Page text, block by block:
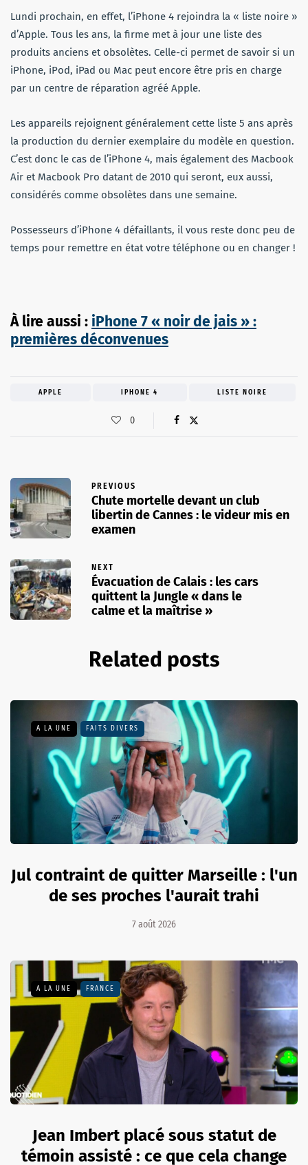
Lundi prochain, en effet, l’iPhone 4 rejoindra la « liste noire »
d’Apple. Tous les ans, la firme met à jour une liste des
produits anciens et obsolètes. Celle-ci permet de savoir si un
iPhone, iPod, iPad ou Mac peut encore être pris en charge
par un centre de réparation agréé Apple.
Les appareils rejoignent généralement cette liste 5 ans après
la production du dernier exemplaire du modèle en question.
C’est donc le cas de l’iPhone 4, mais également des Macbook
Air et Macbook Pro datant de 2010 qui seront, eux aussi,
considérés comme obsolètes dans une semaine.
Possesseurs d’iPhone 4 défaillants, il vous reste donc peu de
temps pour remettre en état votre téléphone ou en changer !
À lire aussi : iPhone 7 « noir de jais » :
premières déconvenues
APPLE IPHONE 4 LISTE NOIRE
0
PREVIOUS
Chute mortelle devant un club
libertin de Cannes : le videur mis en
examen
NEXT
Évacuation de Calais : les cars
quittent la Jungle « dans le
calme et la maîtrise »
Related posts
A LA UNE FAITS DIVERS
Jul contraint de quitter Marseille : l'un
de ses proches l'aurait trahi
7 août 2026
A LA UNE FRANCE
Jean Imbert placé sous statut de
témoin assisté : ce que cela change